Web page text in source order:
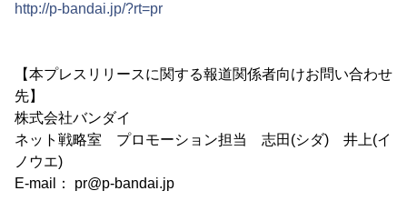
http://p-bandai.jp/?rt=pr
【本プレスリリースに関する報道関係者向けお問い合わせ
先】
株式会社バンダイ
ネット戦略室 プロモーション担当 志田(シダ) 井上(イ
ノウエ)
E-mail： pr@p-bandai.jp